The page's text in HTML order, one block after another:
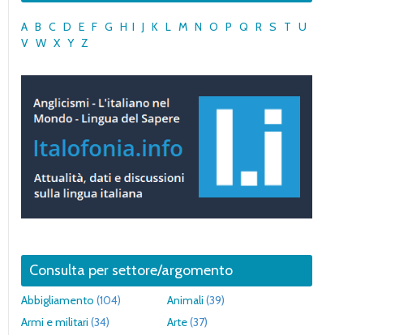
A B C D E F G H I J K L M N O P Q R S T U
V W X Y Z
Consulta per settore/argomento
Abbigliamento (104) Animali (39)
Armi e militari (34) Arte(37)